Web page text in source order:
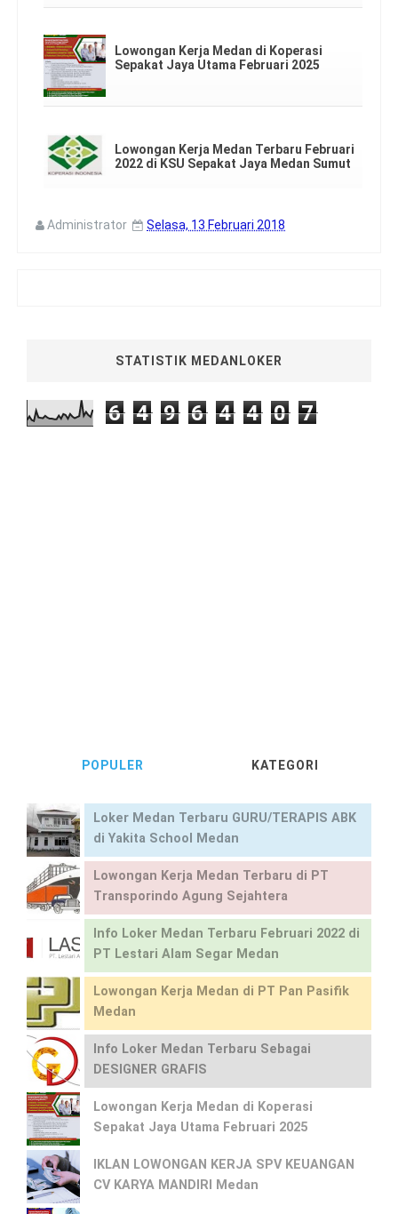
Lowongan Kerja Medan di Koperasi
Sepakat Jaya Utama Februari 2025
Lowongan Kerja Medan Terbaru Februari
2022 di KSU Sepakat Jaya Medan Sumut
Administrator Selasa, 13 Februari 2018
STATISTIK MEDANLOKER
6 4 9 6 4 4 0 7
POPULER KATEGORI
Loker Medan Terbaru GURU/TERAPIS ABK
di Yakita School Medan
Lowongan Kerja Medan Terbaru di PT
Transporindo Agung Sejahtera
Info Loker Medan Terbaru Februari 2022 di
PT Lestari Alam Segar Medan
Lowongan Kerja Medan di PT Pan Pasifik
Medan
Info Loker Medan Terbaru Sebagai
DESIGNER GRAFIS
Lowongan Kerja Medan di Koperasi
Sepakat Jaya Utama Februari 2025
IKLAN LOWONGAN KERJA SPV KEUANGAN
CV KARYA MANDIRI Medan